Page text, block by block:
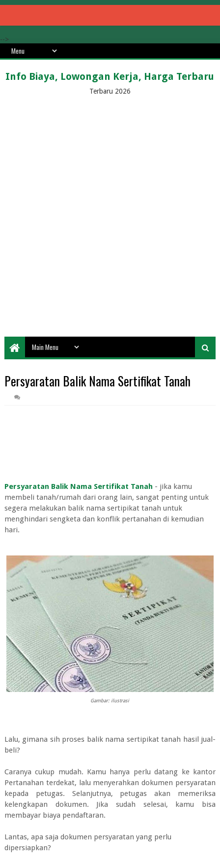
-->
Info Biaya, Lowongan Kerja, Harga Terbaru
Terbaru 2026
Persyaratan Balik Nama Sertifikat Tanah
Persyaratan Balik Nama Sertifikat Tanah - jika kamu
membeli tanah/rumah dari orang lain, sangat penting untuk
segera melakukan balik nama sertipikat tanah untuk
menghindari sengketa dan konflik pertanahan di kemudian
hari.
Gambar: ilustrasi
Lalu, gimana sih proses balik nama sertipikat tanah hasil jual-
beli?
Caranya cukup mudah. Kamu hanya perlu datang ke kantor
Pertanahan terdekat, lalu menyerahkan dokumen persyaratan
kepada petugas. Selanjutnya, petugas akan memeriksa
kelengkapan dokumen. Jika sudah selesai, kamu bisa
membayar biaya pendaftaran.
Lantas, apa saja dokumen persyaratan yang perlu
dipersiapkan?